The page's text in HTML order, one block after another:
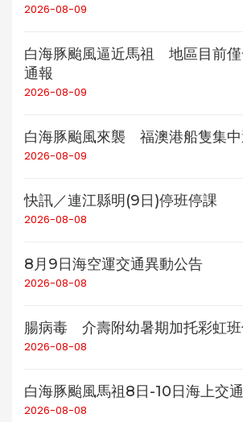
2026-08-09
白海豚颱風逼近馬祖 地區目前
通報
2026-08-09
白海豚颱風來襲 福澳港船隻集
2026-08-09
快訊／連江縣明(9日)停班停課
2026-08-08
8月9日海空運交通異動公告
2026-08-08
腸病毒 介壽附幼暑期加托彩虹
2026-08-08
白海豚颱風馬祖8日-10日海上交
2026-08-08